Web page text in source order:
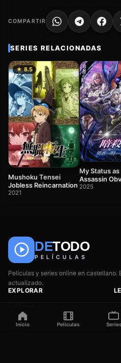
COMPARTIR
SERIES RELACIONADAS
★ 8.5
Mushoku Tensei
Jobless Reincarnation
2021
My Status as
Assassin
Exceeds the
2025
DETODO
PELÍCULAS
Películas y series online en castellano.
actualizado.
EXPLORAR
Series
Inicio Películas Series
🎬
Películas